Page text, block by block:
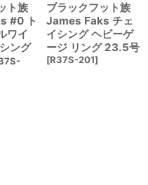
ト族
#0 ト
ワイ
ング
ブラックフット族
James Faks チェ
イシング ヘビーゲ
ージ リング 23.5号
[R37S-201]